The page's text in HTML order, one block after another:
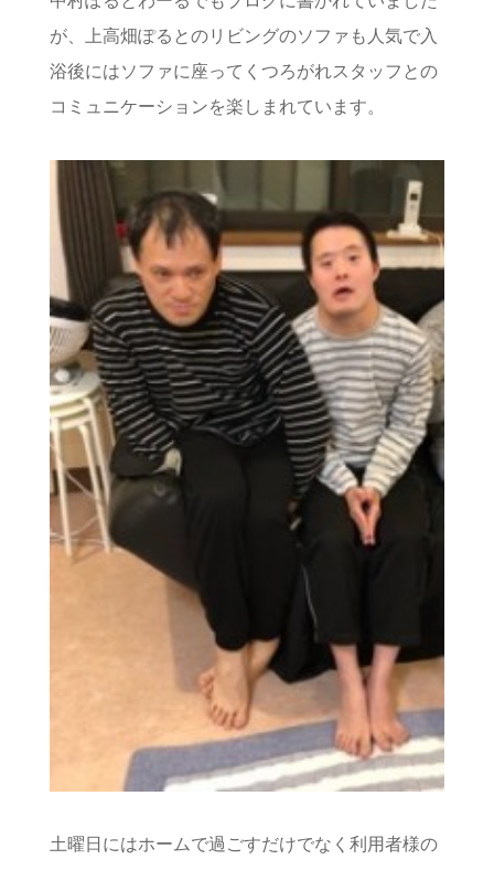
が、上高畑ぽるとのリビングのソファも人気で入
浴後にはソファに座ってくつろがれスタッフとの
コミュニケーションを楽しまれています。
土曜日にはホームで過ごすだけでなく利用者様の